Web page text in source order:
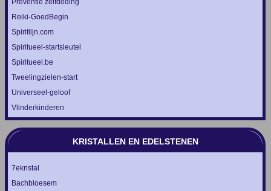
Preventie zelfdoding
Reiki-GoedBegin
Spiritlijn.com
Spiritueel-startsleutel
Spiritueel.be
Tweelingzielen-start
Universeel-geloof
Vlinderkinderen
KRISTALLEN EN EDELSTENEN
7ekristal
Bachbloesem